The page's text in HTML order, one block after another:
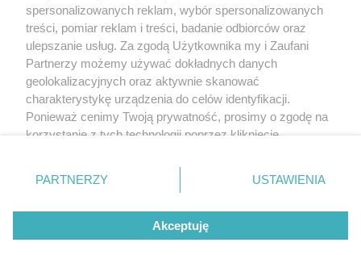
O nas
Informacje prawne
Nasze serwisy
spersonalizowanych reklam, wybór spersonalizowanych
treści, pomiar reklam i treści, badanie odbiorców oraz
ulepszanie usług. Za zgodą Użytkownika my i Zaufani
Partnerzy możemy używać dokładnych danych
geolokalizacyjnych oraz aktywnie skanować
charakterystykę urządzenia do celów identyfikacji.
Ponieważ cenimy Twoją prywatność, prosimy o zgodę na
korzystanie z tych technologii poprzez kliknięcie
zmienić/wycofać klikając przycisk ustawień prywatności
znajdujący się w lewym dolnym rogu strony
rodzaje przetwarzania danych nie wymagają zgody
użytkownika, ale masz prawo sprzeciwić się takiemu
przetwarzaniu. Preferencje będą miały zastosowanie tylko
PARTNERZY USTAWIENIA
Akceptuję